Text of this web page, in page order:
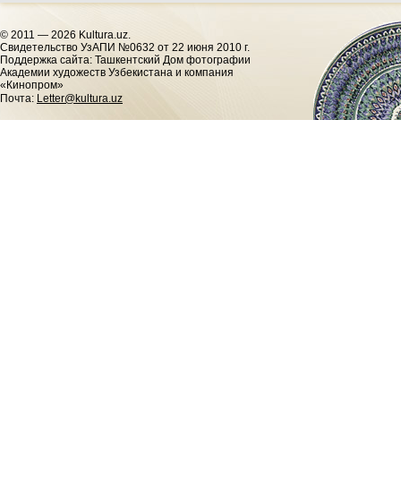
© 2011 — 2026 Kultura.uz.
Cвидетельство УзАПИ №0632 от 22 июня 2010 г.
Поддержка сайта: Ташкентский Дом фотографии
Академии художеств Узбекистана и компания
«Кинопром»
Почта: Letter@kultura.uz